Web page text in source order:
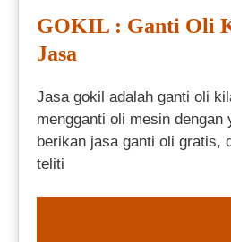
GOKIL : Ganti Oli
Jasa
Jasa gokil adalah ganti oli
mengganti oli mesin dengan
berikan jasa ganti oli gratis,
teliti